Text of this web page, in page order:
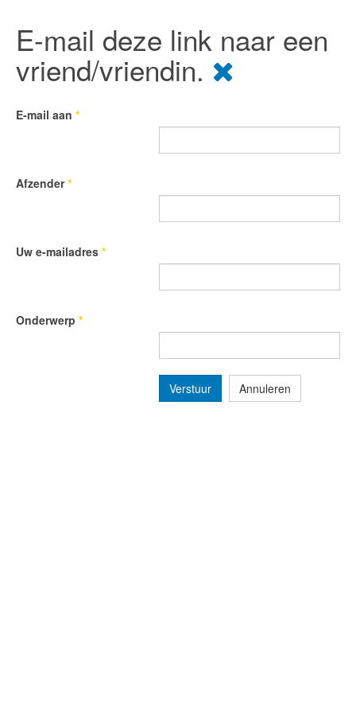
E-mail deze link naar een
vriend/vriendin.
E-mail aan *
Afzender*
Uw e-mailadres *
Onderwerp *
Verstuur Annuleren